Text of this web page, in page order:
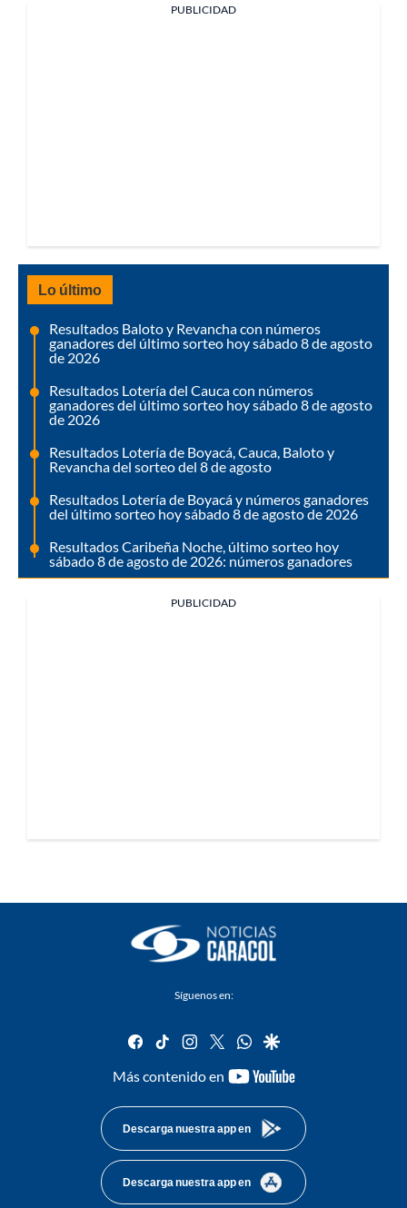
PUBLICIDAD
Lo último
Resultados Baloto y Revancha con números
ganadores del último sorteo hoy sábado 8 de agosto
de 2026
Resultados Lotería del Cauca con números
ganadores del último sorteo hoy sábado 8 de agosto
de 2026
Resultados Lotería de Boyacá, Cauca, Baloto y
Revancha del sorteo del 8 de agosto
Resultados Lotería de Boyacá y números ganadores
del último sorteo hoy sábado 8 de agosto de 2026
Resultados Caribeña Noche, último sorteo hoy
sábado 8 de agosto de 2026: números ganadores
PUBLICIDAD
Síguenos en:
facebook
tiktok instagram
twitterwhatsapp
google
Más contenido en
youtube-
Descarga nuestra app en
Descarga nuestra app en